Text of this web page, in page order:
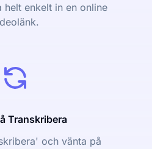
helt enkelt in en online
Transkribera
och vänta på